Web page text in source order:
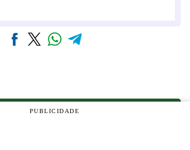
👉Novidades no seu Whatsapp
PUBLICIDADE